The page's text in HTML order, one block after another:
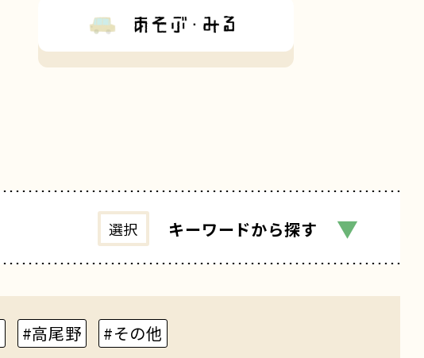
選択 キーワードから探す ▼
#高尾野 #その他